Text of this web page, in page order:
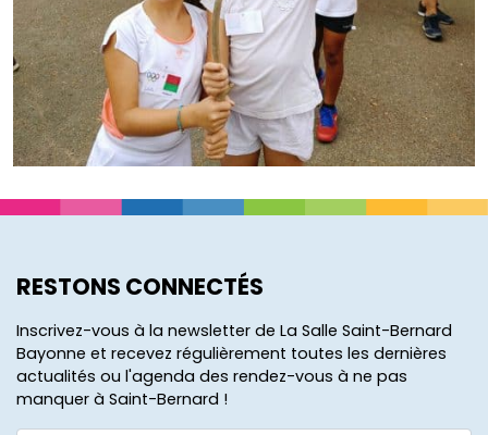
RESTONS CONNECTÉS
Inscrivez-vous à la newsletter de La Salle Saint-Bernard
Bayonne et recevez régulièrement toutes les dernières
actualités ou l'agenda des rendez-vous à ne pas
manquer à Saint-Bernard !